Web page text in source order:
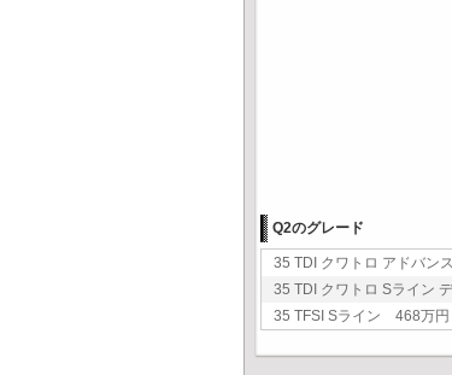
Q2のグレード
35 TDI クワトロ アドバ
35 TDI クワトロ Sライン
35 TFSI Sライン 468万